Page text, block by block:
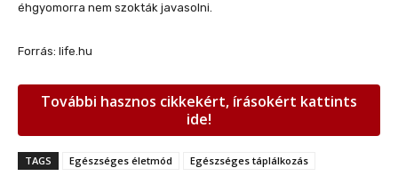
éhgyomorra nem szokták javasolni.
Forrás: life.hu
További hasznos cikkekért, írásokért kattints
ide!
TAGS Egészséges életmód
Egészséges táplálkozás